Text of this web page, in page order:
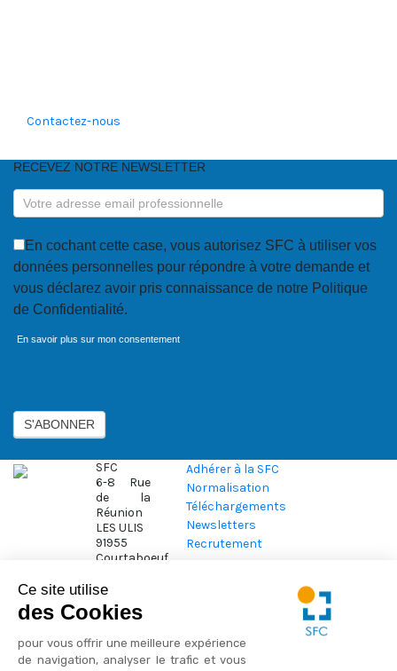
Contactez-nous
RECEVEZ
NOTRE
NEWSLETTER
RECEVEZ NOTRE NEWSLETTER
En cochant cette case, vous autorisez SFC à utiliser vos
données personnelles pour répondre à votre demande et
vous déclarez avoir pris connaissance de notre Politique
de Confidentialité.
En savoir plus sur mon consentement
S'ABONNER
SFC
6-8 Rue
de la
Réunion
LES ULIS
91955
Courtaboeuf
Tél. :
01.56.56.70.00
Adhérer à la SFC
Normalisation
Téléchargements
Newsletters
Recrutement
Contact
Ce site utilise
des Cookies
pour vous offrir une meilleure expérience
de navigation, analyser le trafic et vous